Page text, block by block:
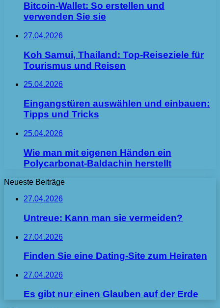
Bitcoin-Wallet: So erstellen und
verwenden Sie sie
27.04.2026
Koh Samui, Thailand: Top-Reiseziele für
Tourismus und Reisen
25.04.2026
Eingangstüren auswählen und einbauen:
Tipps und Tricks
25.04.2026
Wie man mit eigenen Händen ein
Polycarbonat-Baldachin herstellt
Neueste Beiträge
27.04.2026
Untreue: Kann man sie vermeiden?
27.04.2026
Finden Sie eine Dating-Site zum Heiraten
27.04.2026
Es gibt nur einen Glauben auf der Erde